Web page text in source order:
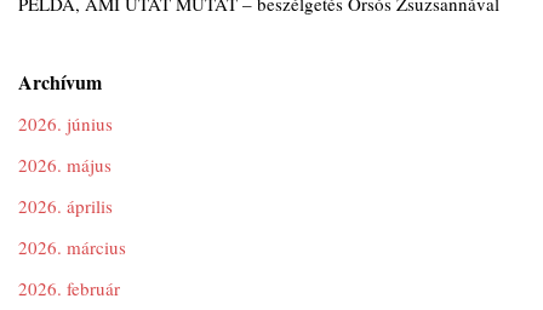
Archívum
2026. június
2026. május
2026. április
2026. március
2026. február